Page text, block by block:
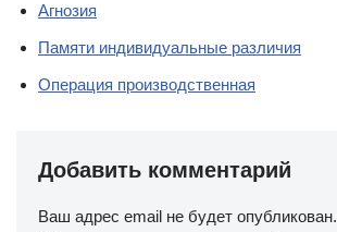
Агнозия
Памяти индивидуальные различия
Операция производственная
Добавить комментарий
Ваш адрес email не будет опубликован.